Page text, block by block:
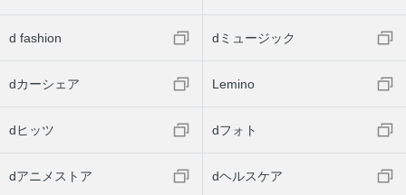
d fashion dミュージック
dカーシェア Lemino
dヒッツ dフォト
dアニメストア dヘルスケア